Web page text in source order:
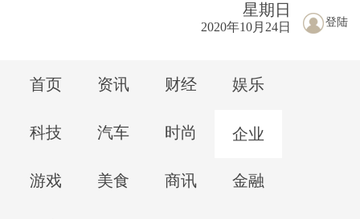
登陆
星期 日
2020年10月24日
首页 资讯 财经 娱乐
科技 汽车 时尚 企业
游戏 美食 商讯 金融